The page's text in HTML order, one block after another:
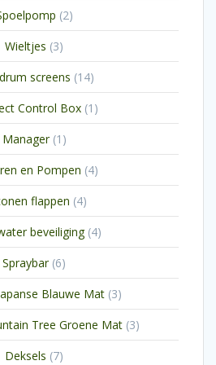
22
producten
Wieltjes 33
producten
screens 1414
producten
Control Box 1 1
product
Manager 1 1
product
en Pompen 44
producten
flappen 44
producten
beveiliging 44
producten
Spraybar 66
producten
Blauwe Mat 33
producten
Tree Groene Mat 33
producten
Deksels 77